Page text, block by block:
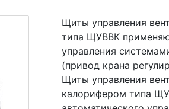
Щиты управления
типа ЩУВВК
управления
(привод крана
Щиты управления
калорифером типа